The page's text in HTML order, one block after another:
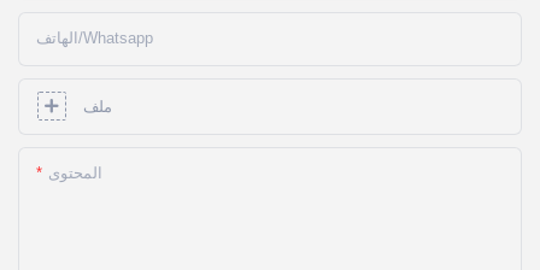
الهاتف/whatsapp
ملف
المحتوى